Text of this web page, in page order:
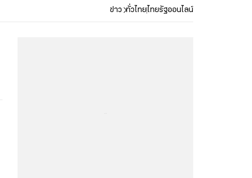
ข่าว ทั่วไทยไทยรัฐออนไลน์